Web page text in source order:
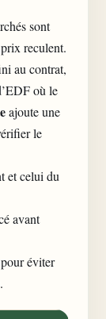
sont
reculent.
au contrat,
où le
ajoute une
le
et celui du
avant
éviter